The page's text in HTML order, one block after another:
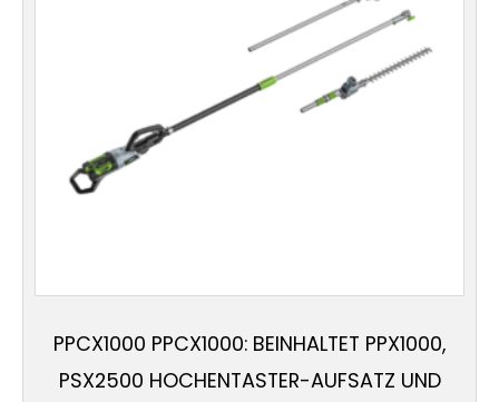
PPCX1000 PPCX1000: BEINHALTET PPX1000,
PSX2500 HOCHENTASTER-AUFSATZ UND